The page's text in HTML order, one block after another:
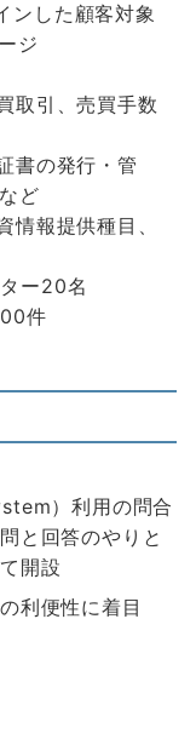
ンした顧客対象
ジ
取引、売買手数
書の発行・管
ど
報提供種目、
ー20名
件
）利用の問合
と回答のやりと
開設
利便性に着目